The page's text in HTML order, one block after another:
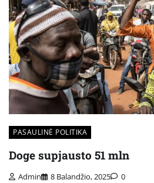
PASAULINĖ POLITIKA
Doge supjausto 51 mln
Admin 8 Balandžio, 2025 0